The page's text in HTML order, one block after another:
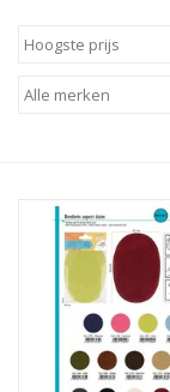
Opbergsystemen
Stoffen
Breien en haken
Handwerk